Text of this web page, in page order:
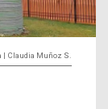
| Claudia Muñoz S.